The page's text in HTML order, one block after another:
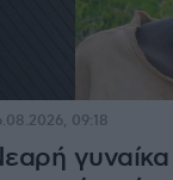
09:18